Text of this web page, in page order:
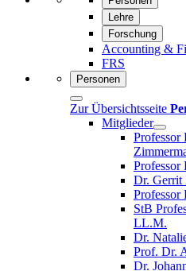
Lehre
Forschung
Accounting &
FRS
Personen
Zur Übersichtsseite
Mitglieder
Professor
Professor
Dr. Gerrit
Professor
StB
LL.M.
Dr.
Prof. Dr.
Dr.